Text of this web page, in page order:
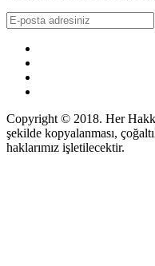
Copyright © 2018. Her
şekilde kopyalanması,
haklarımız işletilecektir.